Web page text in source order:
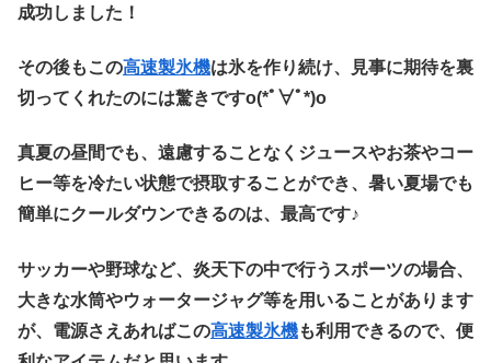
成功しました！
その後もこの高速製氷機は氷を作り続け、見事に期待を裏
切ってくれたのには驚きですo(*ﾟ∀ﾟ*)o
真夏の昼間でも、遠慮することなくジュースやお茶やコー
ヒー等を冷たい状態で摂取することができ、暑い夏場でも
簡単にクールダウンできるのは、最高です♪
サッカーや野球など、炎天下の中で行うスポーツの場合、
大きな水筒やウォータージャグ等を用いることがあります
が、電源さえあればこの高速製氷機も利用できるので、便